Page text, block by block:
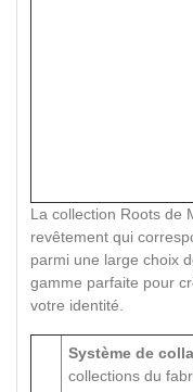
La collection Roots de
revêtement qui
parmi une large choix
gamme parfaite pour
votre identité.
Système de
collections du